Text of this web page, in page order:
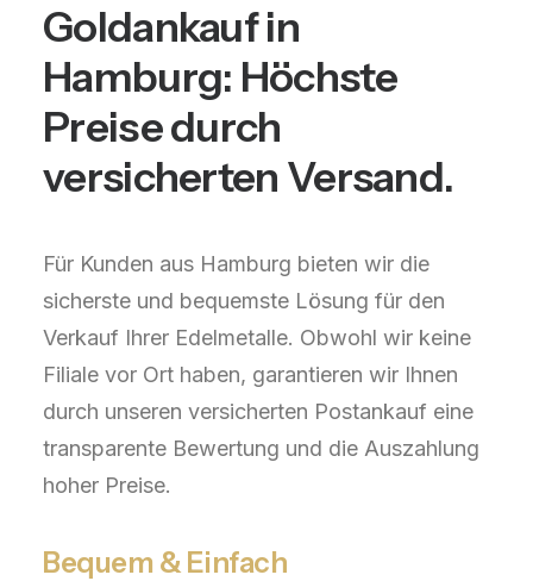
Goldankauf in
Hamburg: Höchste
Preise durch
versicherten Versand.
Für Kunden aus Hamburg bieten wir die
sicherste und bequemste Lösung für den
Verkauf Ihrer Edelmetalle. Obwohl wir keine
Filiale vor Ort haben, garantieren wir Ihnen
durch unseren versicherten Postankauf eine
transparente Bewertung und die Auszahlung
hoher Preise.
Bequem & Einfach